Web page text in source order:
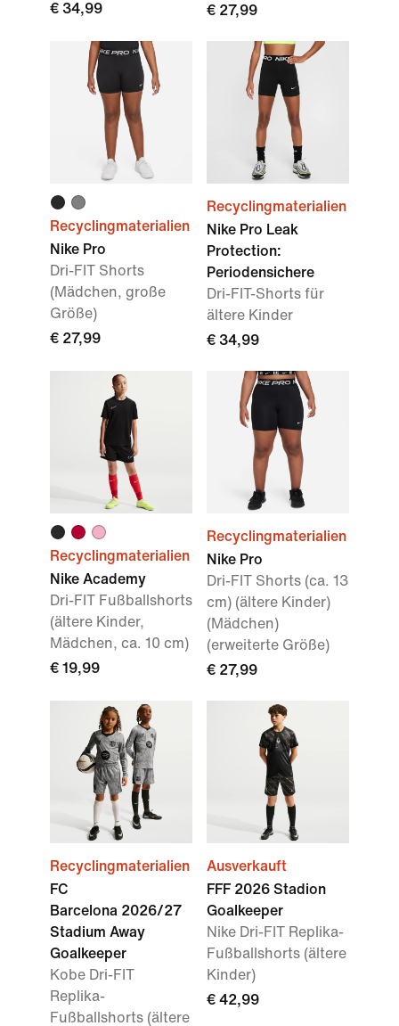
€ 34,99
€ 27,99
Recyclingmaterialien
Nike Pro
Dri-FIT Shorts
(Mädchen, große
Größe)
€ 27,99
Recyclingmaterialien
Nike Pro Leak
Protection:
Periodensichere
Dri-FIT-Shorts für
ältere Kinder
€ 34,99
Recyclingmaterialien
Nike Academy
Dri-FIT Fußballshorts
(ältere Kinder,
Mädchen, ca. 10 cm)
€ 19,99
Recyclingmaterialien
Nike Pro
Dri-FIT Shorts (ca. 13
cm) (ältere Kinder)
(Mädchen)
(erweiterte Größe)
€ 27,99
Recyclingmaterialien
FC
Barcelona 2026/27
Stadium Away
Goalkeeper
Kobe Dri-FIT
Replika-
Fußballshorts (ältere
Ausverkauft
FFF 2026 Stadion
Goalkeeper
Nike Dri-FIT Replika-
Fußballshorts (ältere
Kinder)
€ 42,99